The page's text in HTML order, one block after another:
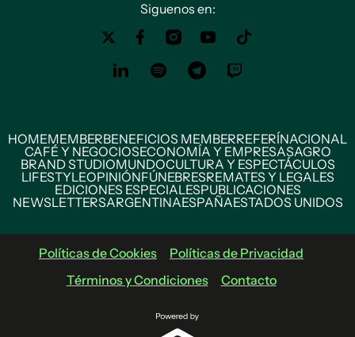
Siguenos en:
HOMEMEMBERBENEFICIOS MEMBERREFERÍNACIONAL
CAFÉ Y NEGOCIOSECONOMÍA Y EMPRESASAGRO
BRAND STUDIOMUNDOCULTURA Y ESPECTÁCULOS
LIFESTYLEOPINIÓNFÚNEBRESREMATES Y LEGALES
EDICIONES ESPECIALESPUBLICACIONES
NEWSLETTERSARGENTINAESPAÑAESTADOS UNIDOS
Políticas de Cookies
Políticas de Privacidad
Términos y Condiciones
Contacto